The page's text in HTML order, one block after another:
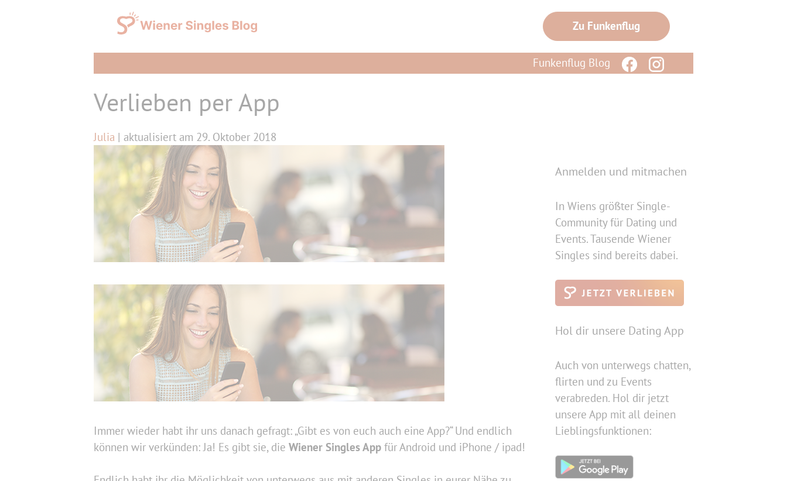
Zu Funkenflug
Funkenflug Blog
Verlieben per App
Julia | aktualisiert am 29. Oktober 2018
Immer wieder habt ihr uns danach gefragt: „Gibt es von euch auch eine App?“ Und endlich
können wir verkünden: Ja! Es gibt sie, die Wiener Singles App für Android und iPhone / ipad!
Anmelden und mitmachen
In Wiens größter Single-
Community für Dating und
Events. Tausende Wiener
Singles sind bereits dabei.
Hol dir unsere Dating App
Auch von unterwegs chatten,
flirten und zu Events
verabreden. Hol dir jetzt
unsere App mit all deinen
Lieblingsfunktionen: